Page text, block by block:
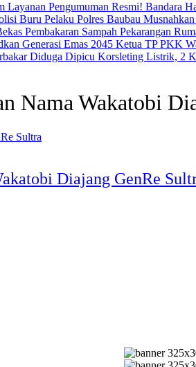
Resmi! Bandara
Polres Baubau
Pekarangan
Ketua TP PKK
Diduga Dipicu Korsleting Listrik, 2
Nama Wakatobi
Diajang GenRe